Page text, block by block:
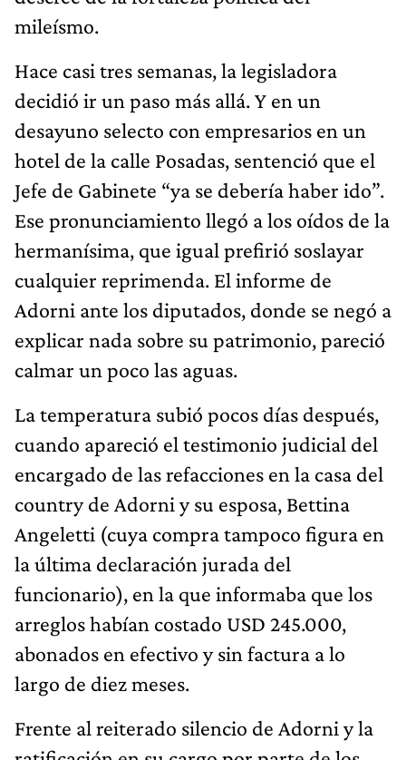
mileísmo.
Hace casi tres semanas, la legisladora
decidió ir un paso más allá. Y en un
desayuno selecto con empresarios en un
hotel de la calle Posadas, sentenció que el
Jefe de Gabinete “ya se debería haber ido”.
Ese pronunciamiento llegó a los oídos de la
hermanísima, que igual prefirió soslayar
cualquier reprimenda. El informe de
Adorni ante los diputados, donde se negó a
explicar nada sobre su patrimonio, pareció
calmar un poco las aguas.
La temperatura subió pocos días después,
cuando apareció el testimonio judicial del
encargado de las refacciones en la casa del
country de Adorni y su esposa, Bettina
Angeletti (cuya compra tampoco figura en
la última declaración jurada del
funcionario), en la que informaba que los
arreglos habían costado USD 245.000,
abonados en efectivo y sin factura a lo
largo de diez meses.
Frente al reiterado silencio de Adorni y la